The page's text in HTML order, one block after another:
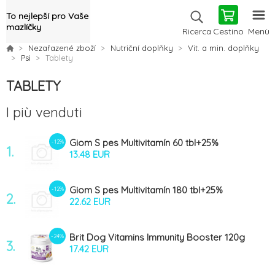
To nejlepší pro Vaše
mazlíčky
Ricerca Cestino Menù
Nezařazené zboží Nutriční doplňky
Vit. a min. doplňky
Psi
Tablety
TABLETY
I più venduti
1.
-12%
Giom S pes Multivitamín 60 tbl+25%
zdarma
13.48 EUR
2.
-12%
Giom S pes Multivitamín 180 tbl+25%
zdarma
22.62 EUR
3.
-24%
Brit Dog Vitamins Immunity Booster 120g
(60tbl)
17.42 EUR